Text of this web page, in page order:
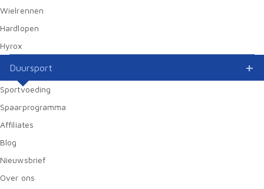
Wielrennen
Hardlopen
Hyrox
Duursport
Sportvoeding
Spaarprogramma
Affiliates
Blog
Nieuwsbrief
Over ons